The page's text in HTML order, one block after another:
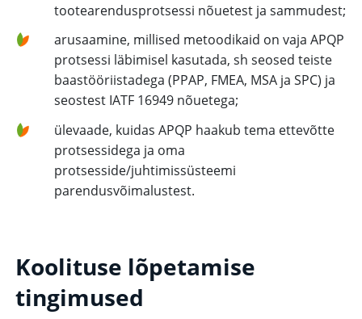
tootearendusprotsessi nõuetest ja sammudest;
arusaamine, millised metoodikaid on vaja APQP
protsessi läbimisel kasutada, sh seosed teiste
baastööriistadega (PPAP, FMEA, MSA ja SPC) ja
seostest IATF 16949 nõuetega;
ülevaade, kuidas APQP haakub tema ettevõtte
protsessidega ja oma
protsesside/juhtimissüsteemi
parendusvõimalustest.
Koolituse lõpetamise
tingimused